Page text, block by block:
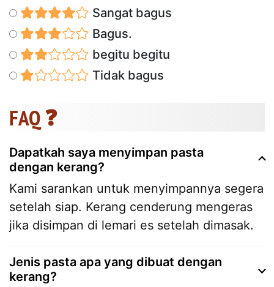
Sangat bagus
Bagus.
begitu begitu
Tidak bagus
FAQ ❓
Dapatkah saya menyimpan pasta
dengan kerang?
Kami sarankan untuk menyimpannya segera
setelah siap. Kerang cenderung mengeras
jika disimpan di lemari es setelah dimasak.
Jenis pasta apa yang dibuat dengan
kerang?